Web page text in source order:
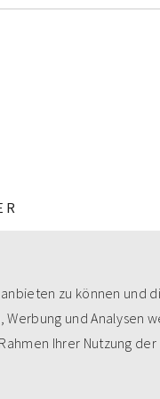
zu können und
und Analysen
Ihrer Nutzung